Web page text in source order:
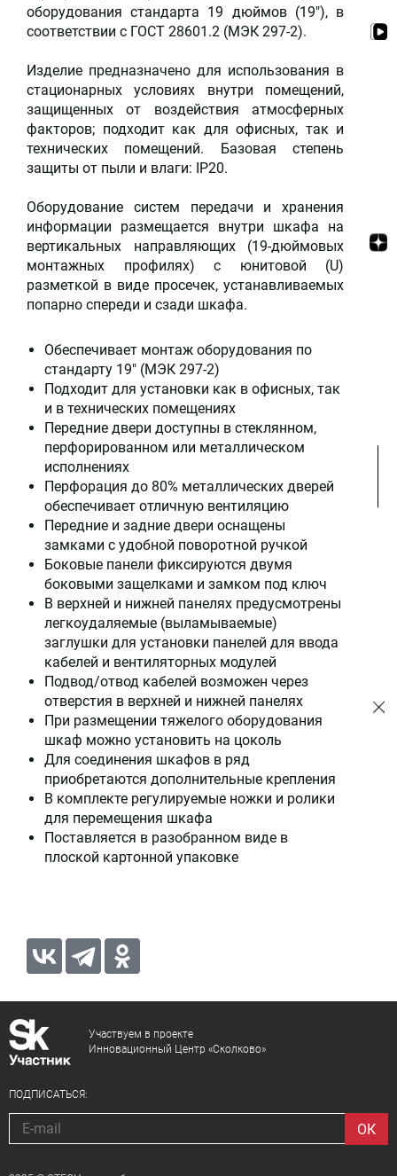
оборудования стандарта 19 дюймов (19"), в
соответствии с ГОСТ 28601.2 (МЭК 297-2).
Изделие предназначено для использования в
стационарных условиях внутри помещений,
защищенных от воздействия атмосферных
факторов; подходит как для офисных, так и
технических помещений. Базовая степень
защиты от пыли и влаги: IP20.
Оборудование систем передачи и хранения
информации размещается внутри шкафа на
вертикальных направляющих (19-дюймовых
монтажных профилях) с юнитовой (U)
разметкой в виде просечек, устанавливаемых
попарно спереди и сзади шкафа.
Обеспечивает монтаж оборудования по
стандарту 19" (МЭК 297-2)
Подходит для установки как в офисных, так
и в технических помещениях
Передние двери доступны в стеклянном,
перфорированном или металлическом
исполнениях
Перфорация до 80% металлических дверей
обеспечивает отличную вентиляцию
Передние и задние двери оснащены
замками с удобной поворотной ручкой
Боковые панели фиксируются двумя
боковыми защелками и замком под ключ
В верхней и нижней панелях предусмотрены
легкоудаляемые (выламываемые)
заглушки для установки панелей для ввода
кабелей и вентиляторных модулей
Подвод/отвод кабелей возможен через
отверстия в верхней и нижней панелях
При размещении тяжелого оборудования
шкаф можно установить на цоколь
Для соединения шкафов в ряд
приобретаются дополнительные крепления
В комплекте регулируемые ножки и ролики
для перемещения шкафа
Поставляется в разобранном виде в
плоской картонной упаковке
Участвуем в проекте
Инновационный Центр «Сколково»
ПОДПИСАТЬСЯ: